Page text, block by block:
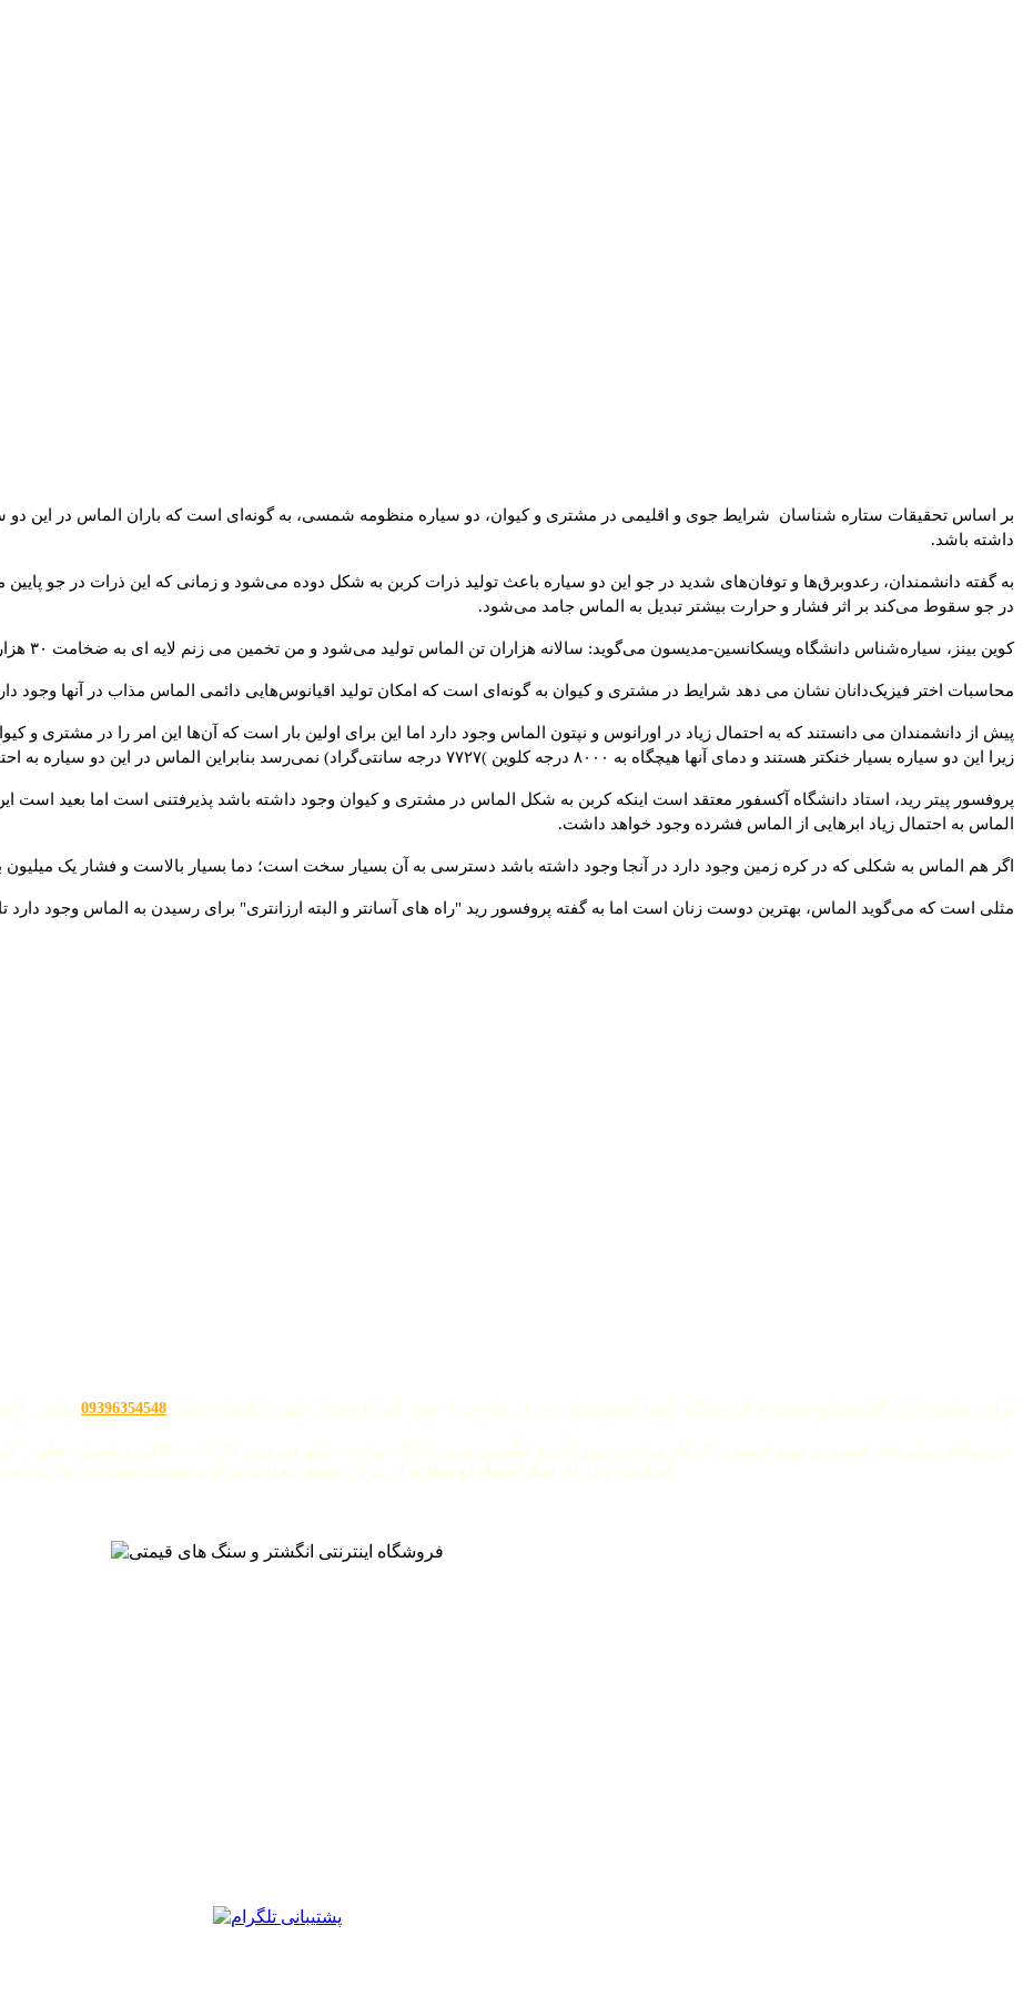
بر اساس تحقیقات ستاره شناسان
شرایط جوی و اقلیمی در مشتری و کیوان، دو سیاره منظومه شمسی، به گونه‌ای است که باران الماس در این دو
داشته باشد.
به گفته دانشمندان، رعدوبرق‌ها و توفان‌های شدید در جو این دو سیاره باعث تولید ذرات کربن به شکل دوده می‌شود و زمانی که این ذرات در جو پایین
در جو سقوط می‌کند بر اثر فشار و حرارت بیشتر تبدیل به الماس جامد می‌شود.
کوین بینز، سیاره‌شناس دانشگاه ویسکانسین-مدیسون می‌گوید: سالانه هزاران تن الماس تولید می‌شود و من تخمین می زنم لایه ای به ضخامت ۳۰
محاسبات اختر فیزیک‌دانان نشان می دهد شرایط در مشتری و کیوان به گونه‌ای است که امکان تولید اقیانوس‌هایی دائمی الماس مذاب در آنها وجود
پیش از دانشمندان می دانستند که به احتمال زیاد در اورانوس و نپتون الماس وجود دارد اما این برای اولین بار است که آن‌ها این امر را در مشتری و
زیرا این دو سیاره بسیار خنکتر هستند و دمای آنها هیچگاه به ۸۰۰۰ درجه کلوین (۷۷۲۷ درجه سانتی‌گراد) نمی‌رسد بنابراین الماس در این دو سیاره به
پروفسور پیتر رید، استاد دانشگاه آکسفور معتقد است اینکه کربن به شکل الماس در مشتری و کیوان وجود داشته باشد پذیرفتنی است اما بعید
الماس به احتمال زیاد ابرهایی از الماس فشرده وجود خواهد داشت.
اگر هم الماس به شکلی که در کره زمین وجود دارد در آنجا وجود داشته باشد دسترسی به آن بسیار سخت است؛ دما بسیار بالاست و فشار یک میلیون
مثلی است که می‌گوید الماس، بهترین دوست زنان است اما به گفته پروفسور رید "راه های آسانتر و البته ارزانتری" برای رسیدن به الماس وجود
برای تماس با کارگاه صنایع دستی و فروشگاه کیمیا استون هر روز از ساعت 8 صبح الی 8 بعد از ظهر با شماره تلفن 09396354548 تماس
فروشگاه سنگ های قیمتی و نیمه قیمتی، کارگاه ساخت زیورآلات و انگشتر نقره،کارگاه ساخت تابلو فیروزه، کارگاه حکاکی و عقیق خطی "
اسلامی و دارای نماد اعتماد دو ستاره از مرکز توسعه تجارت وزارت صنعت،معدن و تجارت می